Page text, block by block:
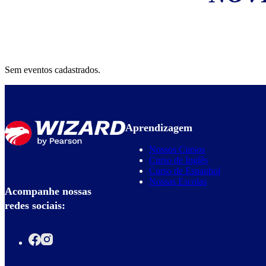
Sem eventos cadastrados.
Acompanhe nossas
redes sociais:
Aprendizagem
Nossos Cursos
Curso de Inglês
Curso de Espanhol
Nossas Escolas